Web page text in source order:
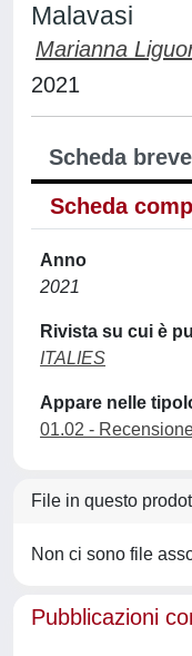
Malavasi
Marianna
2021
Scheda breve
Scheda
Anno
2021
Rivista su cui è
ITALIES
Appare nelle
01.02 -
File in questo
Non ci sono file
Pubblicazioni